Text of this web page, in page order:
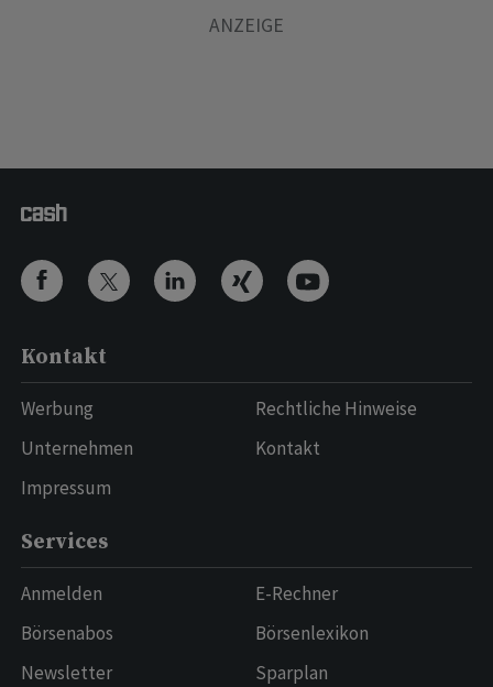
Kontakt
Werbung
Unternehmen
Impressum
Rechtliche Hinweise
Kontakt
Services
Anmelden
Börsenabos
Newsletter
E-Rechner
Börsenlexikon
Sparplan